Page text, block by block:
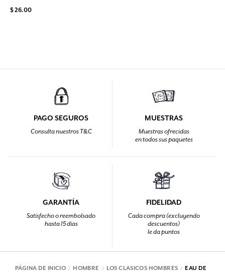
$ 26.00
PAGO SEGUROS
Consulta nuestros T&C
MUESTRAS
Muestras ofrecidas
en todos sus paquetes
GARANTÍA
Satisfecho o reembolsado
hasta 15 días
FIDELIDAD
Cada compra (excluyendo
descuentos)
le da puntos
PÁGINA DE INICIO HOMBRE LOS CLASICOS HOMBRES
EAU DE